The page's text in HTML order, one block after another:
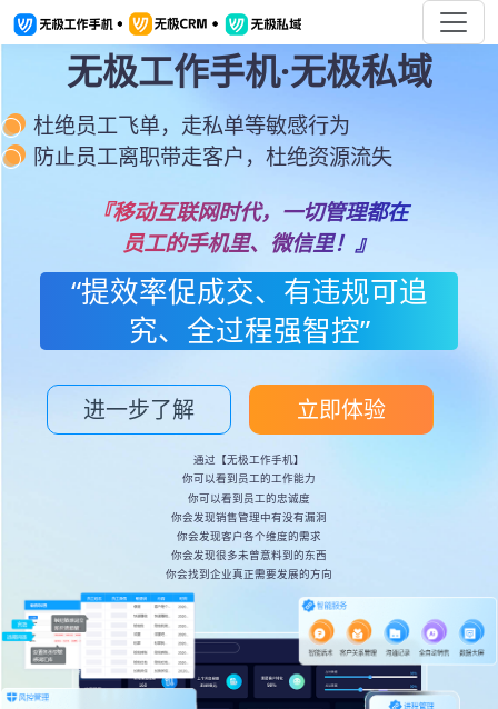
无极工作手机·无极私域
杜绝员工飞单，走私单等敏感行为
防止员工离职带走客户，杜绝资源流失
『移动互联网时代，一切管理都在
员工的手机里、微信里！』
“提效率促成交、有违规可追
究、全过程强智控”
进一步了解 立即体验
通过【无极工作手机】
你可以看到员工的工作能力
你可以看到员工的忠诚度
你会发现销售管理中有没有漏洞
你会发现客户各个维度的需求
你会发现很多未曾意料到的东西
你会找到企业真正需要发展的方向